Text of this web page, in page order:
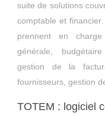
suite de solutions
comptable et
prennent en
générale,
gestion de la
fournisseurs, gestion
TOTEM : logiciel